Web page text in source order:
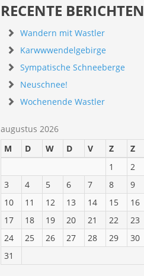
RECENTE BERICHTEN
Wandern mit Wastler
Karwwwendelgebirge
Sympatische Schneeberge
Neuschnee!
Wochenende Wastler
augustus 2026
M
D W D V Z
Z
1
2
3
4 5 6 7 8
9
10
11 12 13 14 15
16
17
18 19 20 21 22
23
24
25 26 27 28 29
30
31